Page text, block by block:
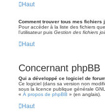
Haut
Comment trouver tous mes fichiers
Pour accéder à la liste des fichiers
l’utilisateur puis Gestion des fichiers
Haut
Concernant phpBB
Qui a développé ce logiciel de
Ce logiciel (dans sa version non
sous la licence publique générale
« À propos de phpBB » (en anglais).
Haut